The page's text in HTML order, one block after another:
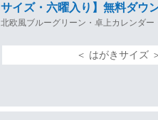
サイズ・六曜入り】無料ダウ
北欧風ブルーグリーン・卓上カレンダ
＜ はがきサイズ